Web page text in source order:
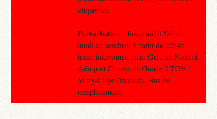
cliquer ici.
Perturbation : Jusqu'au 01/03, du
lundi au vendredi à partir de 22h45,
trafic interrompu entre Gare du Nord et
Aéroport Charles de Gaulle 2 TGV /
Mitry-Claye (travaux). Bus de
remplacement.